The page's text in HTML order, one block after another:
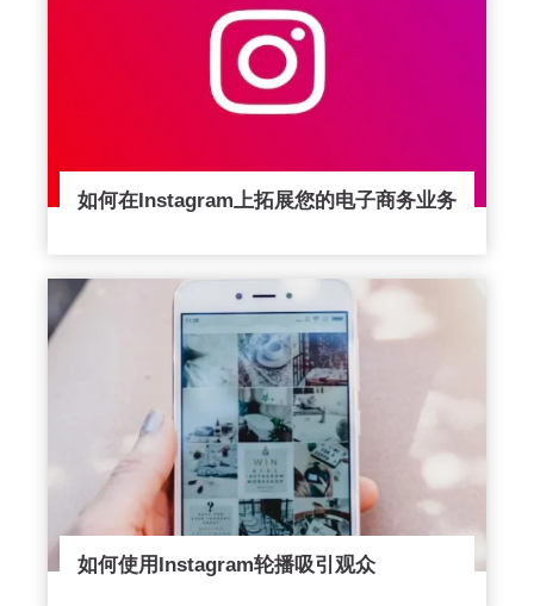
如何在Instagram上拓展您的电子商务业务
如何使用Instagram轮播吸引观众